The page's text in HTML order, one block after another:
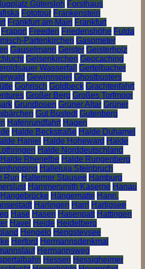
Gütersloh Forsthaus
Fototour Frankenstein
Frankfurt am Main Frankfurt
Fraport Freeden Friedenshöhe Fulda
Partenkirchen Gasometer
Gauselmann Geister Geisterholz
Gelsenkirchen Geocaching
Wasserfall
Gertelbacher
Gewinnspiel Ghostbusters
Gohrisch Goldbeck Grachtenfahrt
Großer Berg Großes Torfmoor
Grundlosen Grüner Altar Grüner
Gut Bustedt Gutenberg
Hafenrundfahrt Hagen
Halde Beckstraße Halde Duhamel
Haniel Halde Hoheward Halde
Halde Norddeutschland
Halde Rhenelbe Halde Rungenberg
Halleluja Steinbruch
Run Halterner Stausee Hamburg
Hammersmith Kaserne Hanau
Hängebrücke Hängematte Hann.
Harlingen Harrl Hartigsee
Hase Hasen Hasenpatt Hattingen
Havel Heide Heidelberg
Hengelo Hengsteysee
Herford Hermannsdenkmal
Hermannsweg
Hessen Hessigheimer